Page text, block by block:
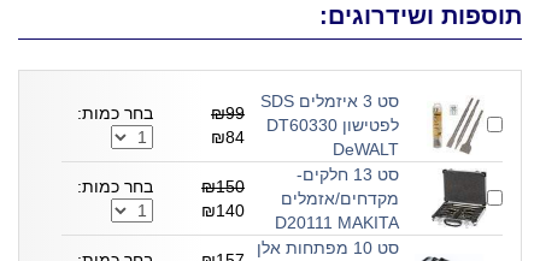
תוספות ושידרוגים:
סט 3 איזמלים SDS
לפטישון DT60330
DeWALT
₪99
בחר כמות:
סט 13 חלקים-
מקדחים/אזמלים
D20111 MAKITA
₪150
בחר כמות:
סט 10 מפתחות אלן